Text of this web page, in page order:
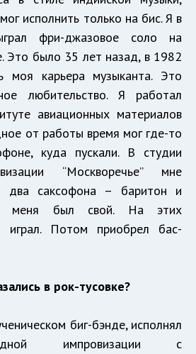
исполнить только на бис. Я в
фри-джазовое соло на
Это было 35 лет назад, в 1982
моя карьера музыканта. Это
любительство. Я работал
авиационных материалов
от работы время мог где-то
куда пускали. В студии
“Москворечье” мне
два саксофона – баритон и
меня был свой. На этих
играл. Потом приобрел бас-
в рок-тусовке?
биг-бэнде, исполнял
импровизации с